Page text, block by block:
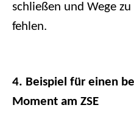
schließen und Wege
fehlen.
4. Beispiel für einen
Moment am ZSE